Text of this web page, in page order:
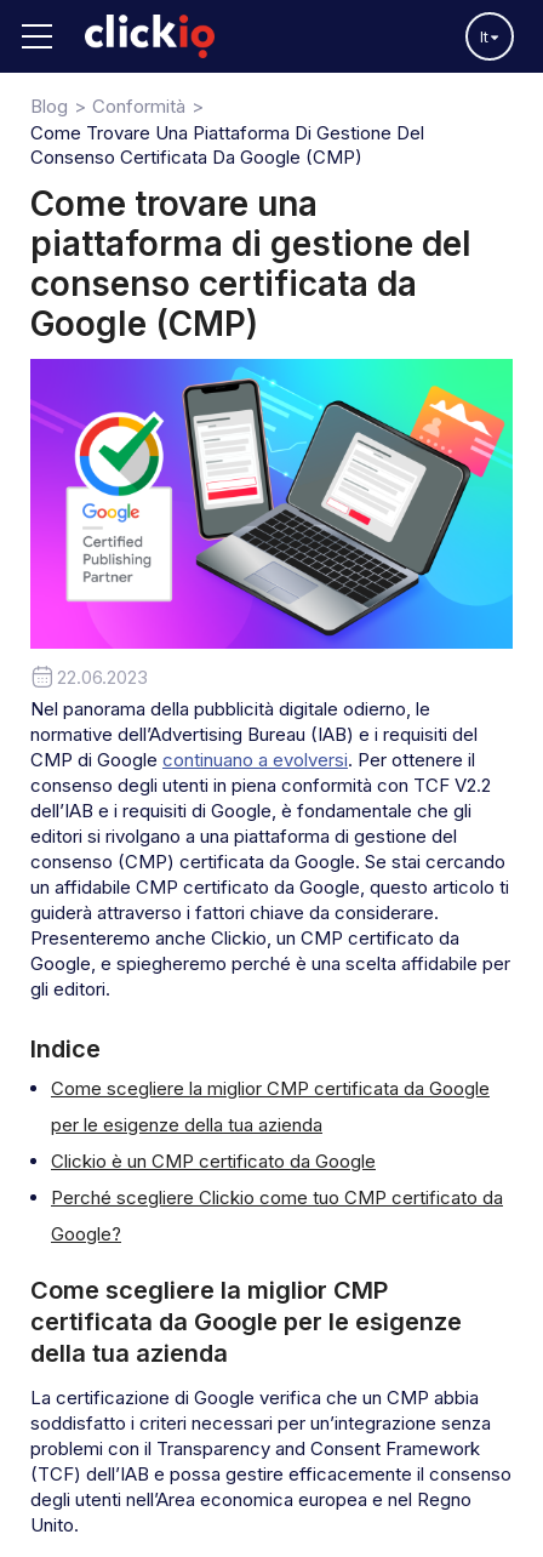
It
Blog
Conformità
Come Trovare Una Piattaforma Di Gestione Del
Consenso Certificata Da Google (CMP)
Come trovare una
piattaforma di gestione del
consenso certificata da
Google (CMP)
22.06.2023
Nel panorama della pubblicità digitale odierno, le
normative dell’Advertising Bureau (IAB) e i requisiti del
CMP di Google continuano a evolversi. Per ottenere il
consenso degli utenti in piena conformità con TCF V2.2
dell’IAB e i requisiti di Google, è fondamentale che gli
editori si rivolgano a una piattaforma di gestione del
consenso (CMP) certificata da Google. Se stai cercando
un affidabile CMP certificato da Google, questo articolo ti
guiderà attraverso i fattori chiave da considerare.
Presenteremo anche Clickio, un CMP certificato da
Google, e spiegheremo perché è una scelta affidabile per
gli editori.
Indice
Come scegliere la miglior CMP certificata da Google
per le esigenze della tua azienda
Clickio è un CMP certificato da Google
Perché scegliere Clickio come tuo CMP certificato da
Google?
Come scegliere la miglior CMP
certificata da Google per le esigenze
della tua azienda
La certificazione di Google verifica che un CMP abbia
soddisfatto i criteri necessari per un’integrazione senza
problemi con il Transparency and Consent Framework
(TCF) dell’IAB e possa gestire efficacemente il consenso
degli utenti nell’Area economica europea e nel Regno
Unito.